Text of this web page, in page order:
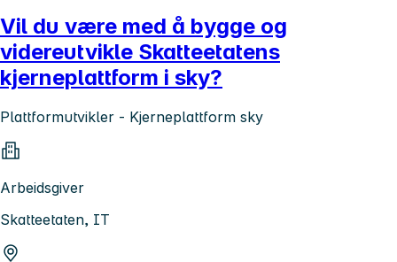
Vil du være med å bygge og
videreutvikle Skatteetatens
kjerneplattform i sky?
Plattformutvikler - Kjerneplattform sky
Arbeidsgiver
Skatteetaten, IT